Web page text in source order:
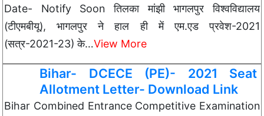
Date- Notify Soon तिलका मांझी भागलपुर विश्वविद्यालय
(टीएमबीयू), भागलपुर ने हाल ही में एम.एड प्रवेश-2021
(सत्र-2021-23) के…View More
Bihar- DCECE (PE)- 2021 Seat
Allotment Letter- Download Link
Bihar Combined Entrance Competitive Examination